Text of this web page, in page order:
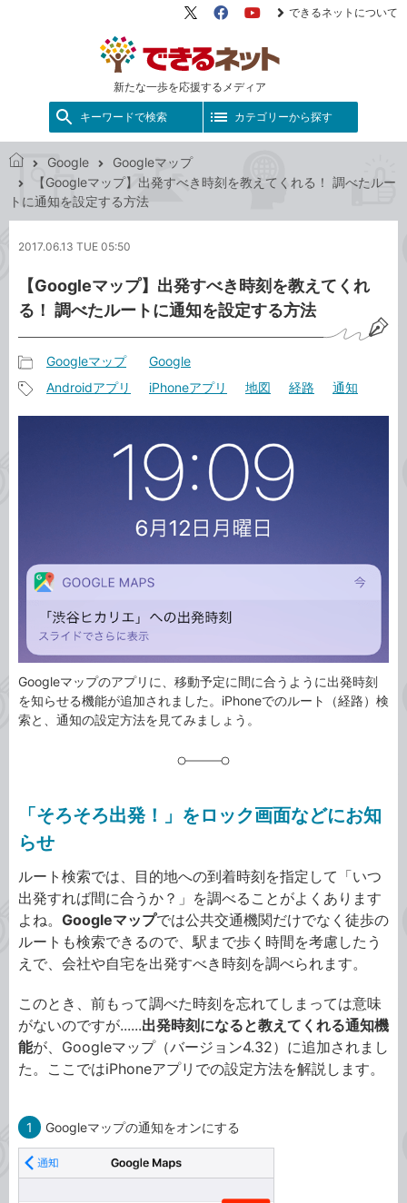
新たな一歩を応援するメディア
X（旧
FacebookYouTube
できるネットについて
キーワードで検索 カテゴリーから探す
き
ッ
Google
Googleマップ
【Googleマップ】出発すべき時刻を教えてくれる！ 調べたルー
トに通知を設定する方法
2017.06.13 TUE 05:50
【Googleマップ】出発すべき時刻を教えてくれ
る！ 調べたルートに通知を設定する方法
事
カ
Googleマップ Google
Androidアプリ iPhoneアプリ 地図 経路 通知
Googleマップのアプリに、移動予定に間に合うように出発時刻
を知らせる機能が追加されました。iPhoneでのルート（経路）検
索と、通知の設定方法を見てみましょう。
「そろそろ出発！」をロック画面などにお知
らせ
ルート検索では、目的地への到着時刻を指定して「いつ
出発すれば間に合うか？」を調べることがよくあります
よね。 Googleマップでは公共交通機関だけでなく徒歩の
ルートも検索できるので、駅まで歩く時間を考慮したう
えで、会社や自宅を出発すべき時刻を調べられます。
このとき、前もって調べた時刻を忘れてしまっては意味
がないのですが......出発時刻になると教えてくれる通知機
能が、Googleマップ（バージョン4.32）に追加されまし
た。ここではiPhoneアプリでの設定方法を解説します。
1 Googleマップの通知をオンにする